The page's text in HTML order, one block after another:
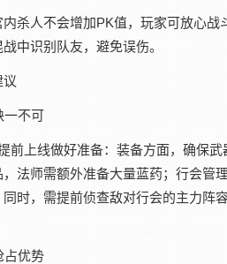
杀人不会增加PK值，玩家可放心
中识别队友，避免误伤。
议
一不可
前上线做好准备：装备方面，确保
法师需额外准备大量蓝药；行会
时，需提前侦查敌对行会的主力阵
占优势